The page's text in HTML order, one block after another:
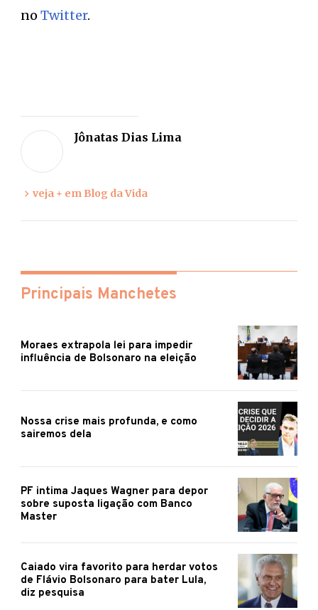
no Twitter.
Jônatas Dias Lima
veja + em Blog da Vida
Principais Manchetes
Moraes extrapola lei para impedir
influência de Bolsonaro na eleição
Nossa crise mais profunda, e como
sairemos dela
PF intima Jaques Wagner para depor
sobre suposta ligação com Banco
Master
Caiado vira favorito para herdar votos
de Flávio Bolsonaro para bater Lula,
diz pesquisa